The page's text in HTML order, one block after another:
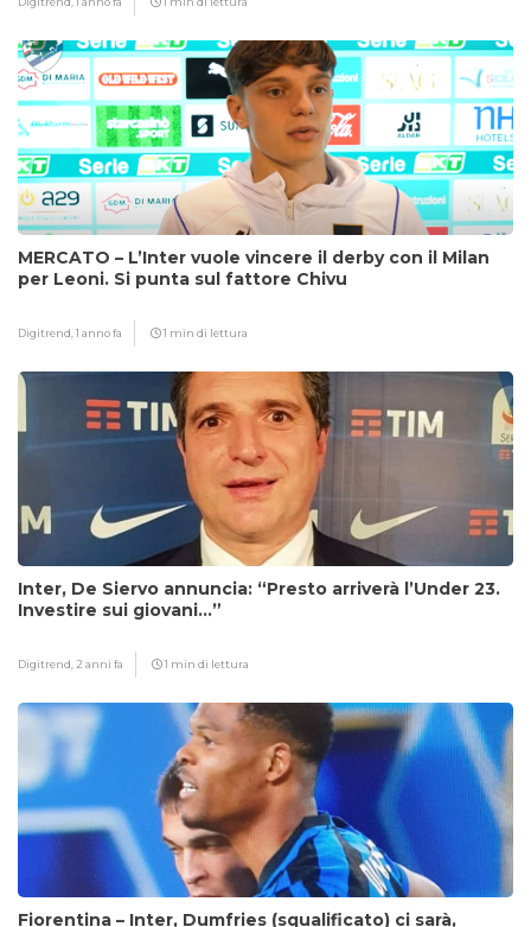
MERCATO – L’Inter vuole vincere il derby con il Milan
per Leoni. Si punta sul fattore Chivu
Digitrend,1 anno fa 1 min di lettura
Inter, De Siervo annuncia: “Presto arriverà l’Under 23.
Investire sui giovani…”
Digitrend, 2 anni fa 1 min di lettura
Fiorentina – Inter, Dumfries (squalificato) ci sarà,